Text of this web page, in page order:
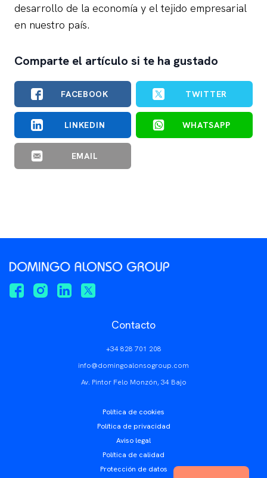
desarrollo de la economía y el tejido empresarial
en nuestro país.
Comparte el artículo si te ha gustado
FACEBOOK TWITTER
LINKEDIN WHATSAPP
EMAIL
Contacto
+34 828 701 208
info@domingoalonsogroup.com
Av. Pintor Felo Monzón, 34 Bajo
Política de cookies
Política de privacidad
Aviso legal
Política de calidad
Protección de datos